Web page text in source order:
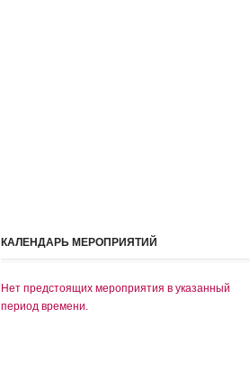
КАЛЕНДАРЬ МЕРОПРИЯТИЙ
Нет предстоящих мероприятия в указанный
период времени.